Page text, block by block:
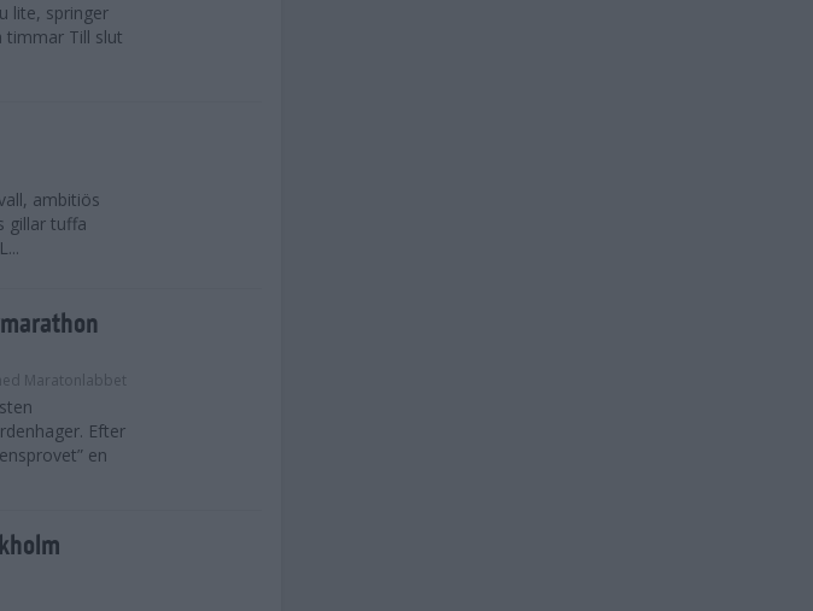
lite, springer
timmar Till slut
ambitiös
gillar tuffa
Maratonlabbet
Efter
en